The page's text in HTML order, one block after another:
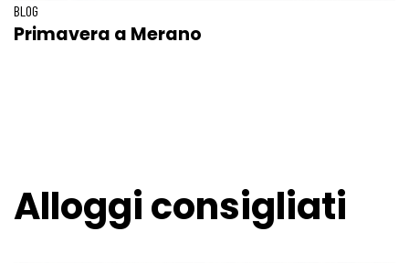
BLOG
Primavera a Merano
Alloggi consigliati